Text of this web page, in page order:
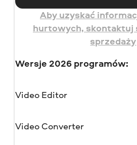
Aby uzyskać
hurtowych, skontaktuj
sprzedaży
Wersje 2026 programów:
Video Editor
Video Converter